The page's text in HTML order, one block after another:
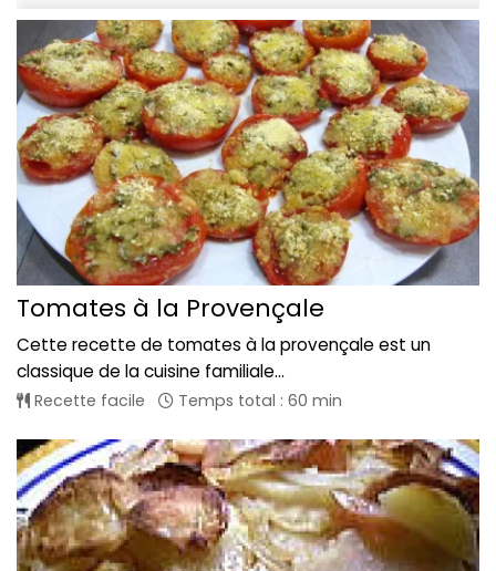
Tomates à la Provençale
Cette recette de tomates à la provençale est un
classique de la cuisine familiale...
Recette facile Temps total : 60 min